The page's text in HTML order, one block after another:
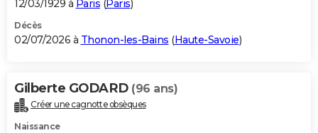
12/03/1929 à Paris (Paris)
Décès
02/07/2026 à Thonon-les-Bains (Haute-Savoie)
Gilberte GODARD (96 ans)
Créer une cagnotte obsèques
Naissance